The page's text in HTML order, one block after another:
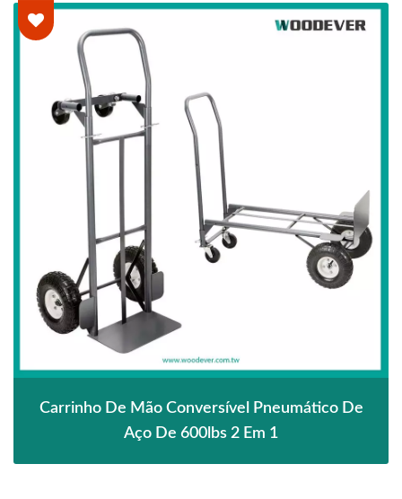
Carrinho De Mão Conversível Pneumático De
Aço De 600lbs 2 Em 1